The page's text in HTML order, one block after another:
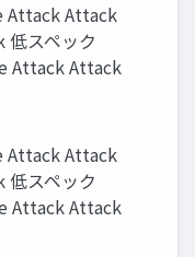
Attack Attack
スペック
Attack Attack
Attack Attack
スペック
Attack Attack